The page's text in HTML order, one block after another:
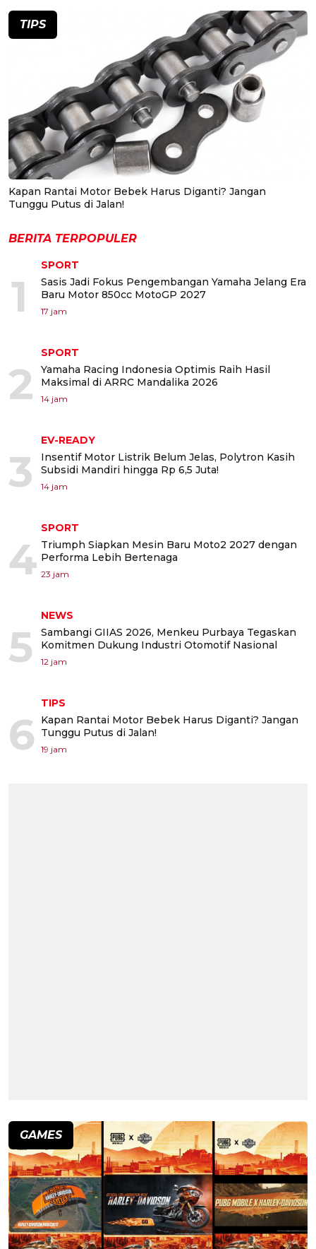
TIPS
Kapan Rantai Motor Bebek Harus Diganti? Jangan
Tunggu Putus di Jalan!
BERITA TERPOPULER
1
SPORT
Sasis Jadi Fokus Pengembangan Yamaha Jelang Era
Baru Motor 850cc MotoGP 2027
17 jam
2
SPORT
Yamaha Racing Indonesia Optimis Raih Hasil
Maksimal di ARRC Mandalika 2026
14 jam
3
EV-READY
Insentif Motor Listrik Belum Jelas, Polytron Kasih
Subsidi Mandiri hingga Rp 6,5 Juta!
14 jam
4
SPORT
Triumph Siapkan Mesin Baru Moto2 2027 dengan
Performa Lebih Bertenaga
23 jam
5
NEWS
Sambangi GIIAS 2026, Menkeu Purbaya Tegaskan
Komitmen Dukung Industri Otomotif Nasional
12 jam
6
TIPS
Kapan Rantai Motor Bebek Harus Diganti? Jangan
Tunggu Putus di Jalan!
19 jam
GAMES